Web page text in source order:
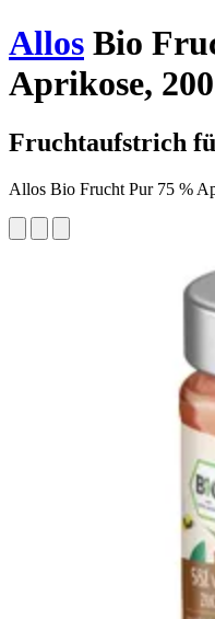
Allos Bio
Aprikose,
Fruchtaufstrich
Allos Bio Frucht Pur 75 %